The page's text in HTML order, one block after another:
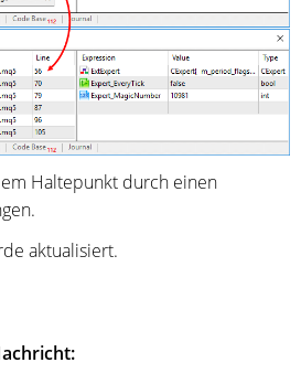
Haltepunkt durch einen
aktualisiert.